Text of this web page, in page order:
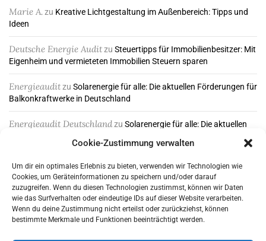
Cookie-Zustimmung verwalten
Um dir ein optimales Erlebnis zu bieten, verwenden wir Technologien wie
Cookies, um Geräteinformationen zu speichern und/oder darauf
zuzugreifen. Wenn du diesen Technologien zustimmst, können wir Daten
wie das Surfverhalten oder eindeutige IDs auf dieser Website verarbeiten.
Wenn du deine Zustimmung nicht erteilst oder zurückziehst, können
bestimmte Merkmale und Funktionen beeinträchtigt werden.
Marie A.zu Kreative Lichtgestaltung im Außenbereich: Tipps und
Ideen
Deutsche Energie Auditzu Steuertipps für Immobilienbesitzer: Mit
Eigenheim und vermieteten Immobilien Steuern sparen
Energieauditzu Solarenergie für alle: Die aktuellen Förderungen für
Balkonkraftwerke in Deutschland
Energieaudit Deutschlandzu Solarenergie für alle: Die aktuellen
ABONNIEREN & FOLGEN